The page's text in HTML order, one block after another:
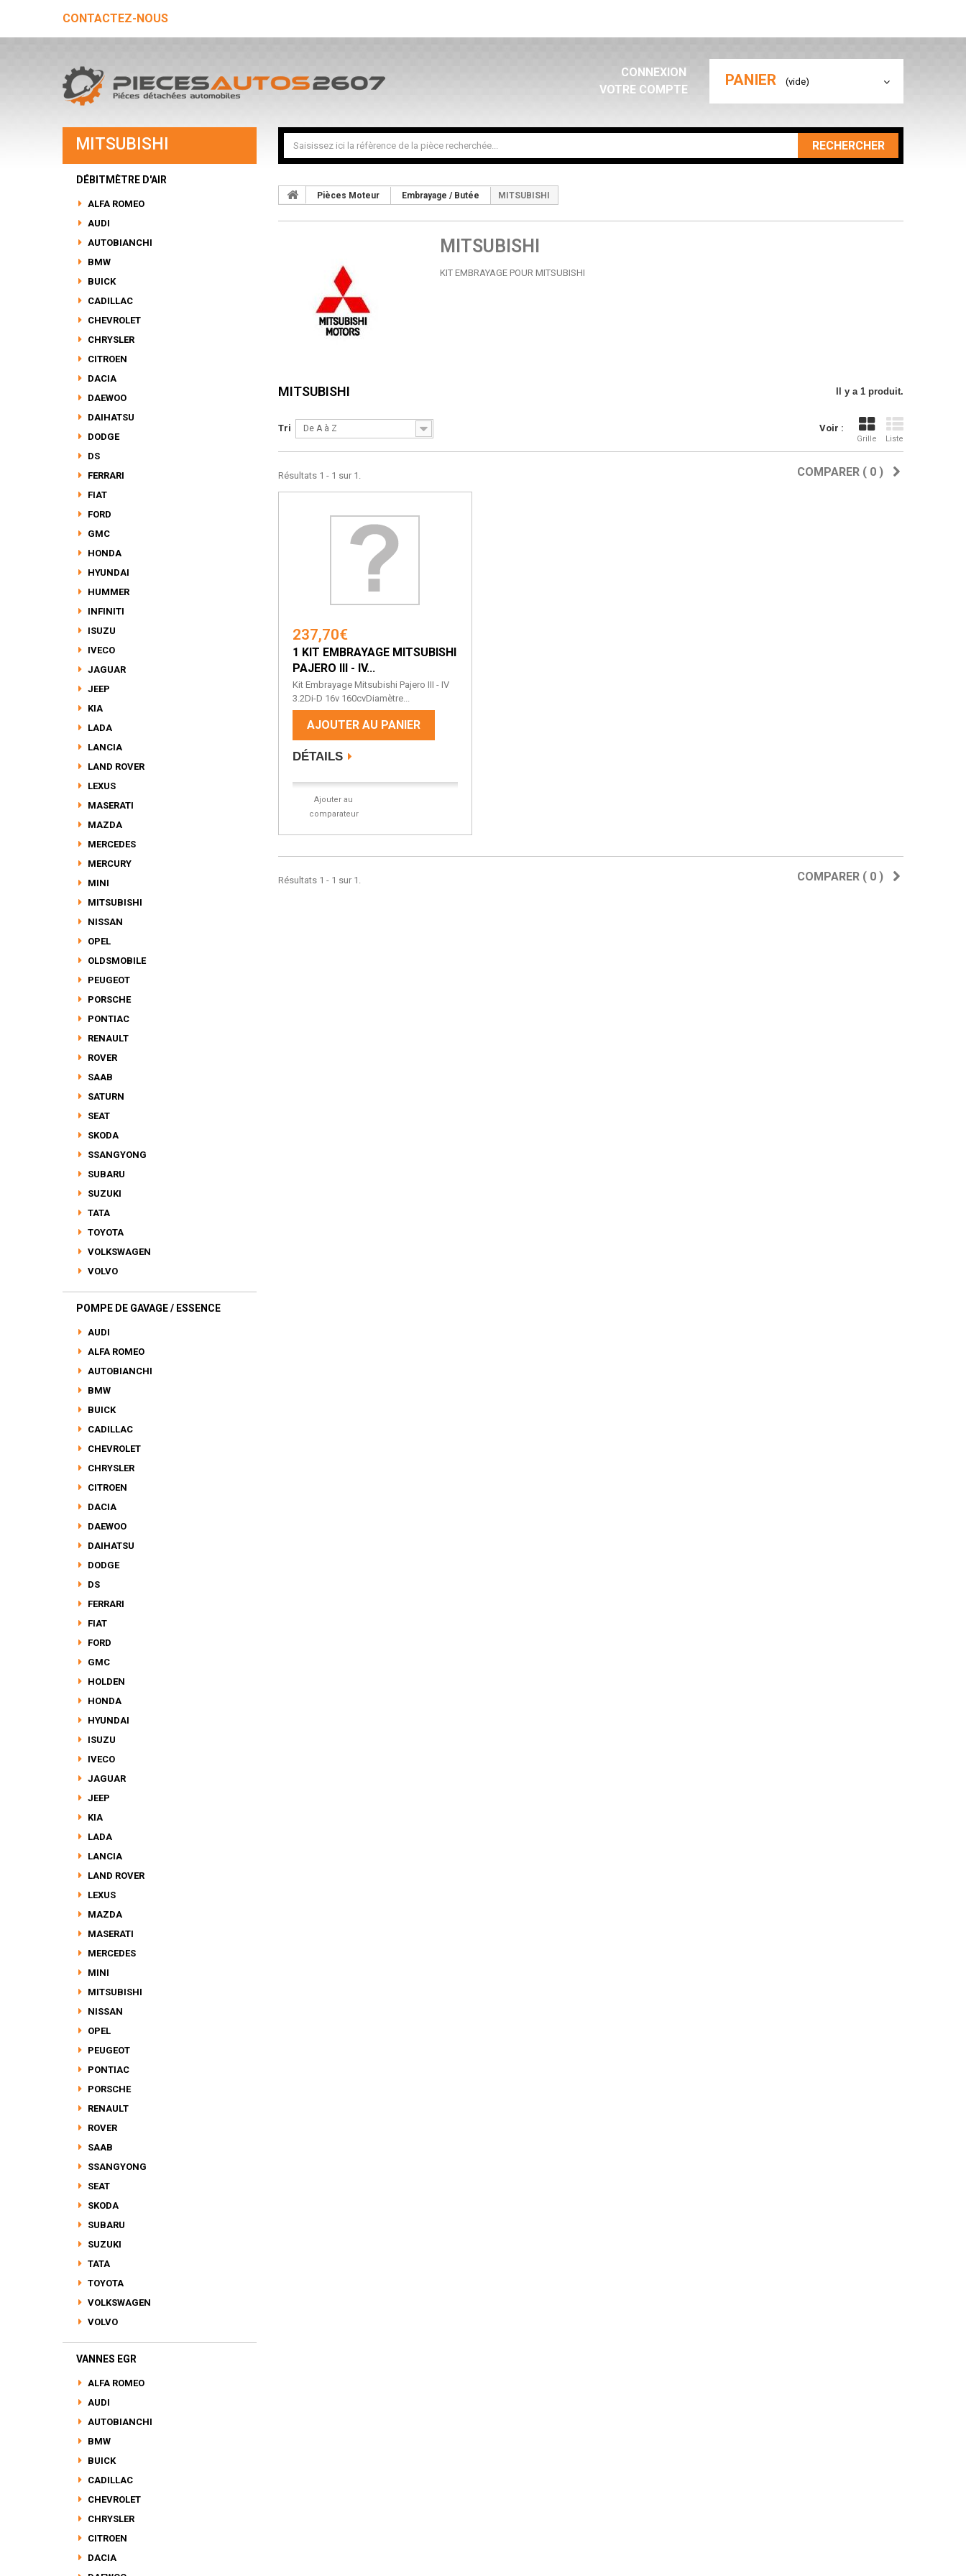
CONTACTEZ-NOUS
PANIER (vide)
CONNEXION
VOTRE COMPTE
RECHERCHER
MITSUBISHI
DÉBITMÈTRE D'AIR
ALFA ROMEO
AUDI
AUTOBIANCHI
BMW
BUICK
CADILLAC
CHEVROLET
CHRYSLER
CITROEN
DACIA
DAEWOO
DAIHATSU
DODGE
DS
FERRARI
FIAT
FORD
GMC
HONDA
HYUNDAI
HUMMER
INFINITI
ISUZU
IVECO
JAGUAR
JEEP
KIA
LADA
LANCIA
LAND ROVER
LEXUS
MASERATI
MAZDA
MERCEDES
MERCURY
MINI
MITSUBISHI
NISSAN
OPEL
OLDSMOBILE
PEUGEOT
PORSCHE
PONTIAC
RENAULT
ROVER
SAAB
SATURN
SEAT
SKODA
SSANGYONG
SUBARU
SUZUKI
TATA
TOYOTA
VOLKSWAGEN
VOLVO
POMPE DE GAVAGE / ESSENCE
AUDI
ALFA ROMEO
AUTOBIANCHI
BMW
BUICK
CADILLAC
CHEVROLET
CHRYSLER
CITROEN
DACIA
DAEWOO
DAIHATSU
DODGE
DS
FERRARI
FIAT
FORD
GMC
HOLDEN
HONDA
HYUNDAI
ISUZU
IVECO
JAGUAR
JEEP
KIA
LADA
LANCIA
LAND ROVER
LEXUS
MAZDA
MASERATI
MERCEDES
MINI
MITSUBISHI
NISSAN
OPEL
PEUGEOT
PONTIAC
PORSCHE
RENAULT
ROVER
SAAB
SSANGYONG
SEAT
SKODA
SUBARU
SUZUKI
TATA
TOYOTA
VOLKSWAGEN
VOLVO
VANNES EGR
ALFA ROMEO
AUDI
AUTOBIANCHI
BMW
BUICK
CADILLAC
CHEVROLET
CHRYSLER
CITROEN
DACIA
Pièces Moteur Embrayage / Butée MITSUBISHI
MITSUBISHI
KIT EMBRAYAGE POUR MITSUBISHI
MITSUBISHI Il y a 1 produit.
Voir :
Grille Liste
Tri De A à Z
COMPARER ( 0 )
Résultats 1 - 1 sur 1.
237,70€
1 KIT EMBRAYAGE MITSUBISHI
PAJERO III - IV...
Kit Embrayage Mitsubishi Pajero III - IV
3.2Di-D 16v 160cvDiamètre...
AJOUTER AU PANIER
DÉTAILS
Ajouter au
comparateur
COMPARER ( 0 )
Résultats 1 - 1 sur 1.